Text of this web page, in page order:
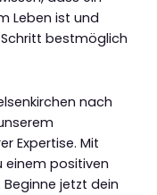
Leben ist und
bestmöglich
nach
Expertise. Mit
einem positiven
jetzt dein